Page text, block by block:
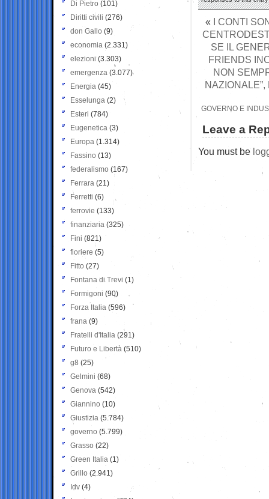
« I CONTI
SE IL
FRIENDS
NON
GOVERNO E
Leave a
You must be
Di Pietro (101)
Diritti civili (276)
don Gallo (9)
economia (2.331)
elezioni (3.303)
emergenza (3.077)
Energia (45)
Esselunga (2)
Esteri (784)
Eugenetica (3)
Europa (1.314)
Fassino (13)
federalismo (167)
Ferrara (21)
Ferretti (6)
ferrovie (133)
finanziaria (325)
Fini (821)
fioriere (5)
Fitto (27)
Fontana di Trevi (1)
Formigoni (90)
Forza Italia (596)
frana (9)
Fratelli d'Italia (291)
Futuro e Libertà (510)
g8 (25)
Gelmini (68)
Genova (542)
Giannino (10)
Giustizia (5.784)
governo (5.799)
Grasso (22)
Green Italia (1)
Grillo (2.941)
Idv (4)